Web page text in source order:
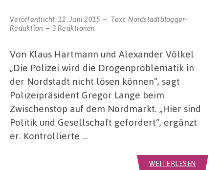
Veröffentlicht: 11. Juni 2015 Text: Nordstadtblogger-
Redaktion
3 Reaktionen
Von Klaus Hartmann und Alexander Völkel
„Die Polizei wird die Drogenproblematik in
der Nordstadt nicht lösen können“, sagt
Polizeipräsident Gregor Lange beim
Zwischenstop auf dem Nordmarkt. „Hier sind
Politik und Gesellschaft gefordert“, ergänzt
er. Kontrollierte …
WEITERLESEN